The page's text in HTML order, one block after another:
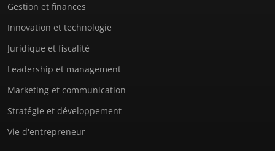
Gestion et finances
Innovation et technologie
Juridique et fiscalité
Leadership et management
Marketing et communication
Stratégie et développement
Vie d'entrepreneur